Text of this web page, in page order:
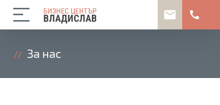
mail call
За нас